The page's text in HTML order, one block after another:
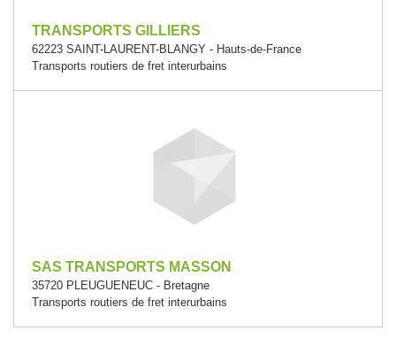
TRANSPORTS GILLIERS
62223 SAINT-LAURENT-BLANGY - Hauts-de-France
Transports routiers de fret interurbains
SAS TRANSPORTS MASSON
35720 PLEUGUENEUC - Bretagne
Transports routiers de fret interurbains